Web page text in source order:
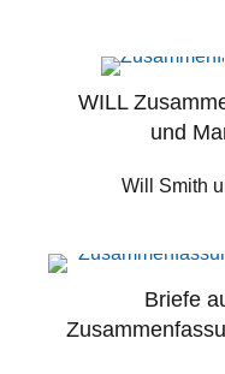
WILL
und
Will Smith
Briefe